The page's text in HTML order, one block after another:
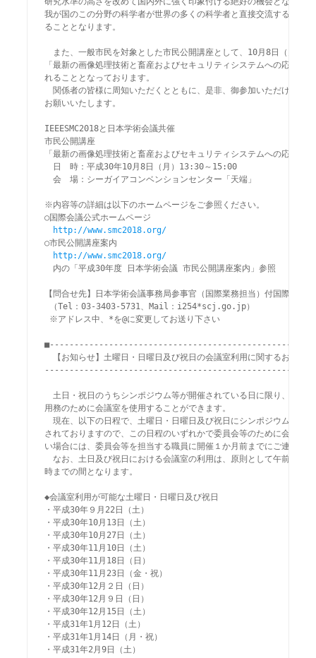
我が国のこの分野の科学者が世界の多くの科学者と直接交流する機会
ることとなります。
また、一般市民を対象とした市民公開講座として、10月8日（月)に
「最新の画像処理技術と畜産およびセキュリティシステムへの応用」
れることとなっております。
関係者の皆様に周知いただくとともに、是非、御参加いただけます
お願いいたします。
IEEESMC2018と日本学術会議共催
市民公開講座
「最新の画像処理技術と畜産およびセキュリティシステムへの応用」
日　時：平成30年10月8日（月）13:30～15:00
会　場：シーガイアコンベンションセンター「天端」
※内容等の詳細は以下のホームページをご参照ください。
○国際会議公式ホームページ
http://www.smc2018.org/
○市民公開講座案内
http://www.smc2018.org/
内の「平成30年度 日本学術会議 市民公開講座案内」参照
【問合せ先】日本学術会議事務局参事官（国際業務担当）付国際会議
（Tel：03-3403-5731、Mail：i254*scj.go.jp）
※アドレス中、*を@に変更してお送り下さい
【お知らせ】土曜日・日曜日及び祝日の会議室利用に関するお知らせ
土日・祝日のうちシンポジウム等が開催されている日に限り、日本
用務のために会議室を使用することができます。
現在、以下の日程で、土曜日・日曜日及び祝日にシンポジウム等の
されておりますので、この日程のいずれかで委員会等のために会議室
い場合には、委員会等を担当する職員に開催１か月前までにご連絡く
なお、土日及び祝日における会議室の利用は、原則として午前10時
時までの間となります。
◆会議室利用が可能な土曜日・日曜日及び祝日
・平成30年９月22日（土）
・平成30年10月13日（土）
・平成30年10月27日（土）
・平成30年11月10日（土）
・平成30年11月18日（日）
・平成30年11月23日（金・祝）
・平成30年12月２日（日）
・平成30年12月９日（日）
・平成30年12月15日（土）
・平成31年1月12日（土）
・平成31年1月14日（月・祝）
・平成31年2月9日（土）